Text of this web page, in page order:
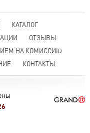
КАТАЛОГ
ОТЗЫВЫ
НА КОМИССИЮ
КОНТАКТЫ